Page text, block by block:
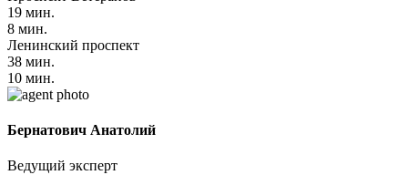
19 мин.
8 мин.
Ленинский проспект
38 мин.
10 мин.
Бернатович Анатолий
Ведущий эксперт